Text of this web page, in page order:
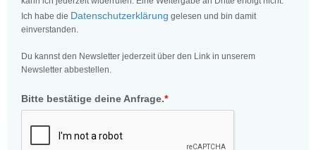
Ich habe die Datenschutzerklärung gelesen und bin damit
einverstanden.
Du kannst den Newsletter jederzeit über den Link in unserem
Newsletter abbestellen.
Bitte bestätige deine Anfrage.*